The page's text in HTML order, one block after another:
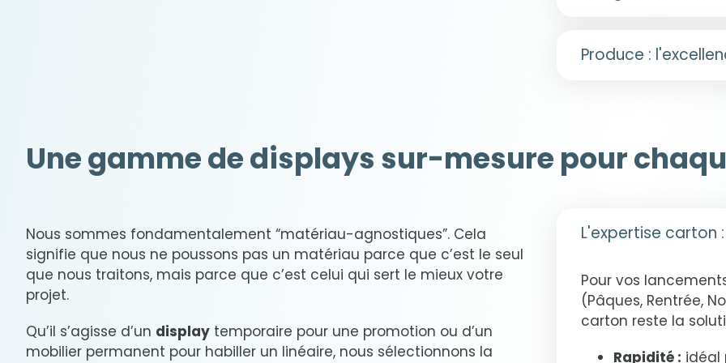
Nivelles et Liège et
validation
Prototypage
Optimisation
Produce :
garantissent une
haute définition à la
Parc machine
Gestion
points de
Une gamme de displays sur-mesure pour
Nous sommes fondamentalement “matériau-agnostiques”. Cela
signifie que nous ne poussons pas un matériau parce que c’est le seul
que nous traitons, mais parce que c’est celui qui sert le mieux votre
projet.
Qu’il s’agisse d’un display temporaire pour une promotion ou d’un
mobilier permanent pour habiller un linéaire, nous sélectionnons la
L'expertise
Pour vos
(Pâques, Rentrée,
carton reste la
Rapidité : idéal